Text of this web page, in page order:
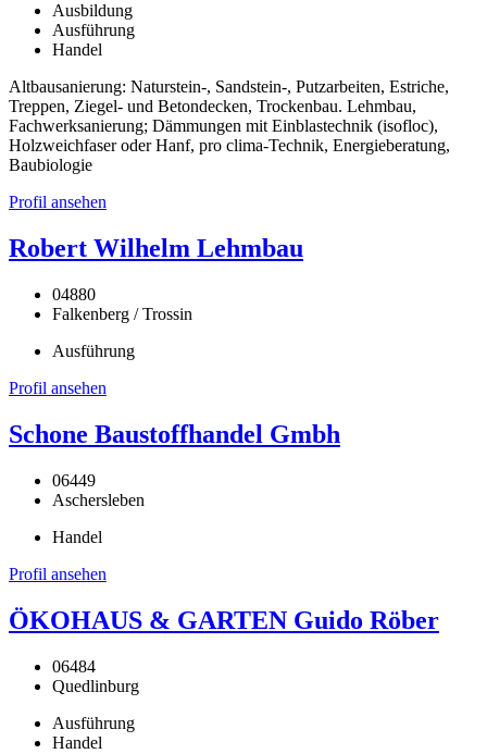
Ausbildung
Ausführung
Handel
Altbausanierung: Naturstein-, Sandstein-, Putzarbeiten, Estriche,
Treppen, Ziegel- und Betondecken, Trockenbau. Lehmbau,
Fachwerksanierung; Dämmungen mit Einblastechnik (isofloc),
Holzweichfaser oder Hanf, pro clima-Technik, Energieberatung,
Baubiologie
Profil ansehen
Robert Wilhelm Lehmbau
04880
Falkenberg / Trossin
Ausführung
Profil ansehen
Schone Baustoffhandel Gmbh
06449
Aschersleben
Handel
Profil ansehen
ÖKOHAUS & GARTEN Guido Röber
06484
Quedlinburg
Ausführung
Handel